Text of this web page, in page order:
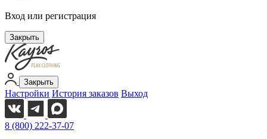
Вход или регистрация
Закрыть
Закрыть
Настройки История заказов Выход
8 (800) 222-37-07